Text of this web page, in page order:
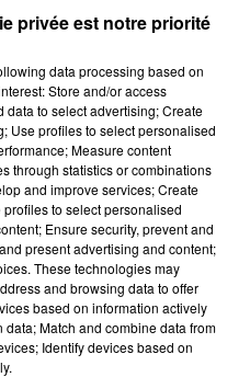
DE REIMS FERME
du centre-ville
est contraint de
0h40
0h40
privée est notre priorité
data processing based on
Store and/or access
to select advertising; Create
Use profiles to select personalised
Measure content
through statistics or combinations
and improve services; Create
to select personalised
Ensure security, prevent and
present advertising and content;
These technologies may
and browsing data to offer
based on information actively
Match and combine data from
Identify devices based on